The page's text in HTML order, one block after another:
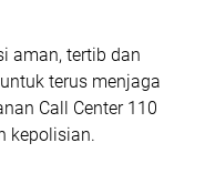
aman, tertib dan
terus menjaga
Call Center 110
kepolisian.